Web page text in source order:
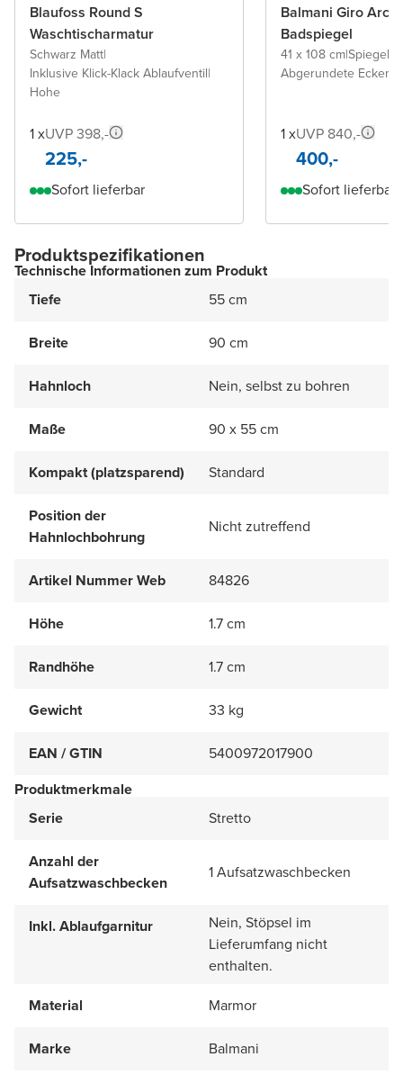
Blaufoss Round S
Waschtischarmatur
Schwarz Matt|
Inklusive Klick-Klack Ablaufventil|
Hohe
1 xUVP 398,-
225,-
Sofort lieferbar
Balmani Giro
Badspiegel
41 x 108 cm|Spiegel
Abgerundete Ecken
1 xUVP 840,-
400,-
Sofort lieferbar
Produktspezifikationen
Technische Informationen zum Produkt
Tiefe
55 cm
Breite 90 cm
Hahnloch Nein, selbst zu bohren
Maße 90 x 55 cm
Kompakt (platzsparend) Standard
Position der
Hahnlochbohrung
Nicht zutreffend
Artikel Nummer Web 84826
Höhe 1.7 cm
Randhöhe 1.7 cm
Gewicht 33 kg
EAN / GTIN
5400972017900
Produktmerkmale
Serie
Stretto
Anzahl der
Aufsatzwaschbecken
1 Aufsatzwaschbecken
Inkl. Ablaufgarnitur
Nein, Stöpsel im
Lieferumfang nicht
enthalten.
Material
Marmor
Marke Balmani